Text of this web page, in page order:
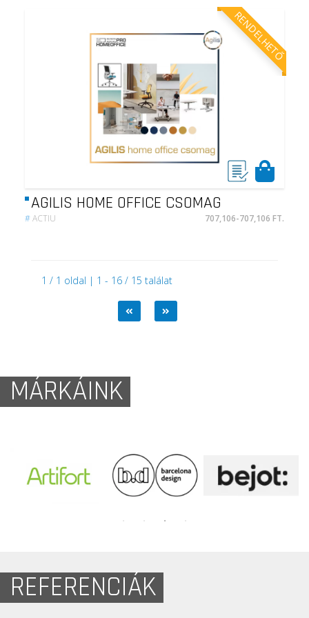
RENDELHETŐ
AGILIS HOME OFFICE CSOMAG
#ACTIU 707,106-707,106 FT.
1 / 1 oldal | 1 - 16 / 15 találat
MÁRKÁINK
REFERENCIÁK